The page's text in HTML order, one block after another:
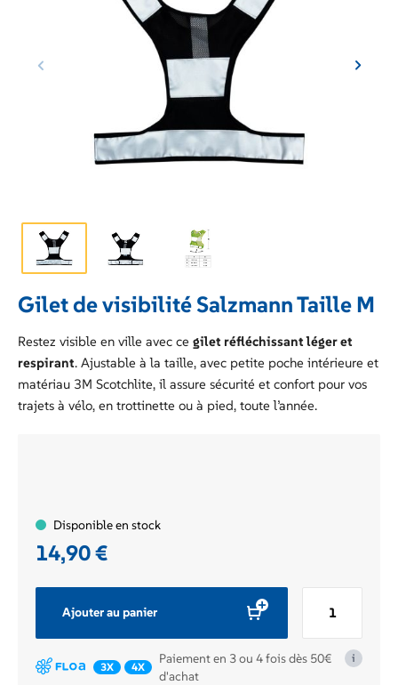
Gilet de visibilité Salzmann Taille M
Restez visible en ville avec ce gilet réfléchissant léger et
respirant. Ajustable à la taille, avec petite poche intérieure et
matériau 3M Scotchlite, il assure sécurité et confort pour vos
trajets à vélo, en trottinette ou à pied, toute l’année.
14,90€
Disponible en stock
Ajouter au panier
Gilet
de
i
3X 4X
Paiement en 3 ou 4 fois dès 50€
d'achat